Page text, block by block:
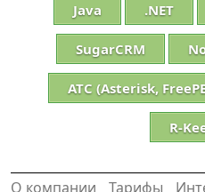
Java .NET
SugarCRM
АТС (Asterisk,
R-
О компании Тарифы